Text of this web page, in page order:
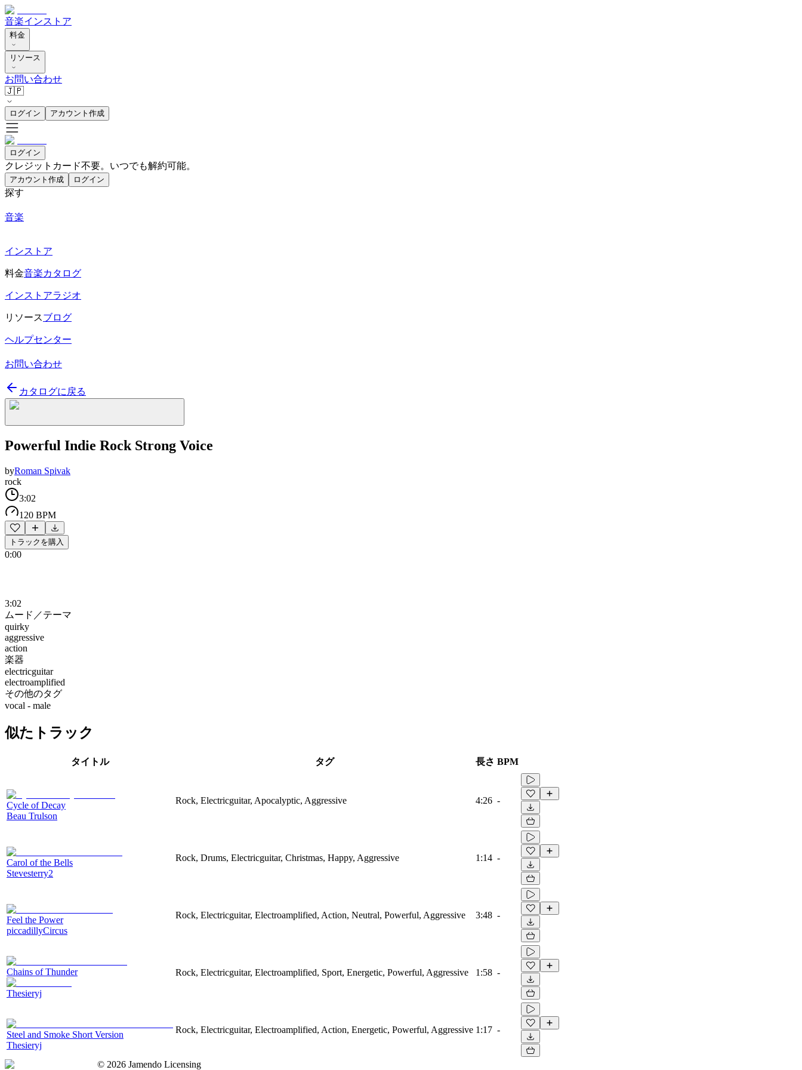
音楽インストア
料金
リソース
お問い合わせ
🇯🇵
ログイン アカウント作成
ログイン
クレジットカード不要。いつでも解約可能。
アカウント作成 ログイン
探す
音楽
インストア
料金音楽カタログ
インストアラジオ
リソースブログ
ヘルプセンター
お問い合わせ
カタログに戻る
Powerful Indie Rock Strong Voice
byRoman Spivak
rock
3:02
120 BPM
トラックを購入
0:00
3:02
ムード／テーマ
quirky
aggressive
action
楽器
electricguitar
electroamplified
その他のタグ
vocal - male
似たトラック
タイトル タグ 長さ BPM
Cycle of Decay
Beau Trulson
Rock, Electricguitar, Apocalyptic, Aggressive 4:26 -
Carol of the Bells
Stevesterry2
Rock, Drums, Electricguitar, Christmas, Happy, Aggressive 1:14 -
Feel the Power
piccadillyCircus
Rock, Electricguitar, Electroamplified, Action, Neutral, Powerful, Aggressive 3:48 -
Chains of Thunder
Thesieryj
Rock, Electricguitar, Electroamplified, Sport, Energetic, Powerful, Aggressive 1:58 -
Steel and Smoke Short Version
Thesieryj
Rock, Electricguitar, Electroamplified, Action, Energetic, Powerful, Aggressive 1:17 -
© 2026 Jamendo Licensing